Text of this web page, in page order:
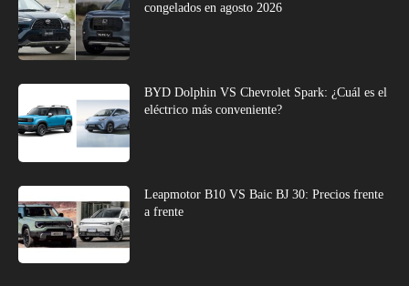
congelados en agosto 2026
BYD Dolphin VS Chevrolet Spark: ¿Cuál es el
eléctrico más conveniente?
Leapmotor B10 VS Baic BJ 30: Precios frente
a frente